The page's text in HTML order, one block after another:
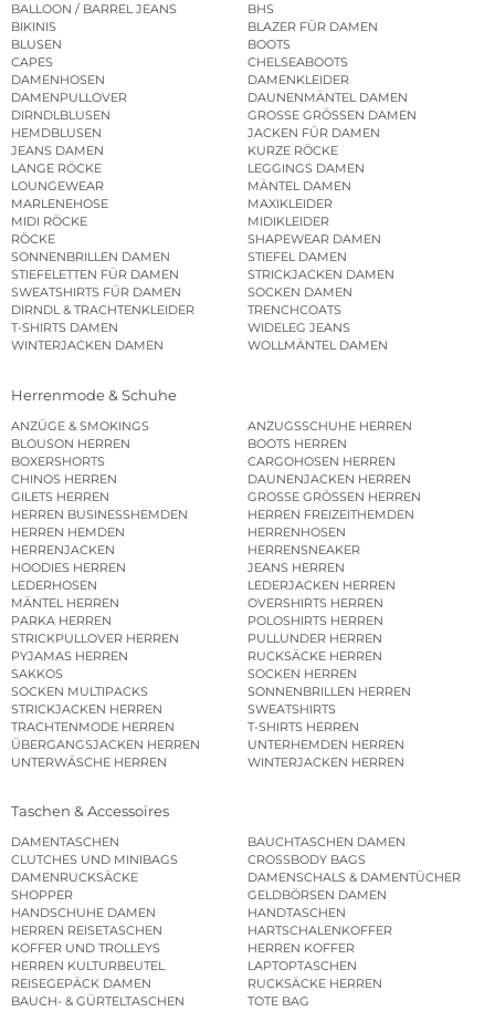
BALLOON / BARREL JEANS
BHS
BIKINIS
BLAZER FÜR DAMEN
BLUSEN
BOOTS
CAPES
CHELSEABOOTS
DAMENHOSEN
DAMENKLEIDER
DAMENPULLOVER
DAUNENMÄNTEL DAMEN
DIRNDLBLUSEN
GROSSE GRÖSSEN DAMEN
HEMDBLUSEN
JACKEN FÜR DAMEN
JEANS DAMEN
KURZE RÖCKE
LANGE RÖCKE
LEGGINGS DAMEN
LOUNGEWEAR
MÄNTEL DAMEN
MARLENEHOSE
MAXIKLEIDER
MIDI RÖCKE
MIDIKLEIDER
RÖCKE
SHAPEWEAR DAMEN
SONNENBRILLEN DAMEN
STIEFEL DAMEN
STIEFELETTEN FÜR DAMEN
STRICKJACKEN DAMEN
SWEATSHIRTS FÜR DAMEN
SOCKEN DAMEN
DIRNDL & TRACHTENKLEIDER
TRENCHCOATS
T-SHIRTS DAMEN
WIDELEG JEANS
WINTERJACKEN DAMEN
WOLLMÄNTEL DAMEN
Herrenmode & Schuhe
ANZÜGE & SMOKINGS
ANZUGSSCHUHE HERREN
BLOUSON HERREN
BOOTS HERREN
BOXERSHORTS
CARGOHOSEN HERREN
CHINOS HERREN
DAUNENJACKEN HERREN
GILETS HERREN
GROSSE GRÖSSEN HERREN
HERREN BUSINESSHEMDEN
HERREN FREIZEITHEMDEN
HERREN HEMDEN
HERRENHOSEN
HERRENJACKEN
HERRENSNEAKER
HOODIES HERREN
JEANS HERREN
LEDERHOSEN
LEDERJACKEN HERREN
MÄNTEL HERREN
OVERSHIRTS HERREN
PARKA HERREN
POLOSHIRTS HERREN
STRICKPULLOVER HERREN
PULLUNDER HERREN
PYJAMAS HERREN
RUCKSÄCKE HERREN
SAKKOS
SOCKEN HERREN
SOCKEN MULTIPACKS
SONNENBRILLEN HERREN
STRICKJACKEN HERREN
SWEATSHIRTS
TRACHTENMODE HERREN
T-SHIRTS HERREN
ÜBERGANGSJACKEN HERREN
UNTERHEMDEN HERREN
UNTERWÄSCHE HERREN
WINTERJACKEN HERREN
Taschen & Accessoires
DAMENTASCHEN
BAUCHTASCHEN DAMEN
CLUTCHES UND MINIBAGS
CROSSBODY BAGS
DAMENRUCKSÄCKE
DAMENSCHALS & DAMENTÜCHER
SHOPPER
GELDBÖRSEN DAMEN
HANDSCHUHE DAMEN
HANDTASCHEN
HERREN REISETASCHEN
HARTSCHALENKOFFER
KOFFER UND TROLLEYS
HERREN KOFFER
HERREN KULTURBEUTEL
LAPTOPTASCHEN
REISEGEPÄCK DAMEN
RUCKSÄCKE HERREN
BAUCH- & GÜRTELTASCHEN
TOTE BAG